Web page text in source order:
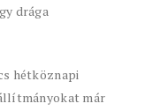
drága
hétköznapi
már